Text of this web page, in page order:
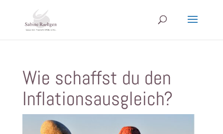
Wie schaffst du den
Inflationsausgleich?